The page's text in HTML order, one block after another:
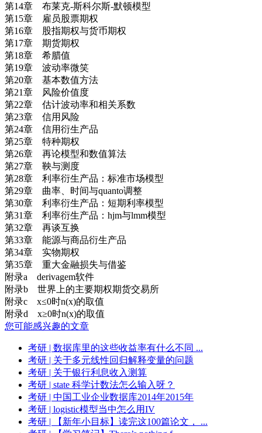
第14章 布莱克-斯科尔斯-默顿模型
第15章 雇员股票期权
第16章 股指期权与货币期权
第17章 期货期权
第18章 希腊值
第19章 波动率微笑
第20章 基本数值方法
第21章 风险价值度
第22章 估计波动率和相关系数
第23章 信用风险
第24章 信用衍生产品
第25章 特种期权
第26章 再论模型和数值算法
第27章 鞅与测度
第28章 利率衍生产品：标准市场模型
第29章 曲率、时间与quanto调整
第30章 利率衍生产品：短期利率模型
第31章 利率衍生产品：hjm与lmm模型
第32章 再谈互换
第33章 能源与商品衍生产品
第34章 实物期权
第35章 重大金融损失与借鉴
附录a derivagem软件
附录b 世界上的主要期权期货交易所
附录c x≤0时n(x)的取值
附录d x≥0时n(x)的取值
您可能感兴趣的文章
考研 | 数据库里的这些收益率有什么不同 ...
考研 | 关于多元线性回归解释变量的问题
考研 | 关于银行利息收入测算
考研 | state 科学计数法怎么输入呀？
考研 | 中国工业企业数据库2014年2015年
考研 | logistic模型当中怎么用IV
考研 | 【新年小目标】读完这100篇论文， ...